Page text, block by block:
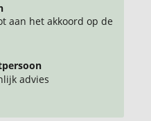
aan het akkoord op de
advies